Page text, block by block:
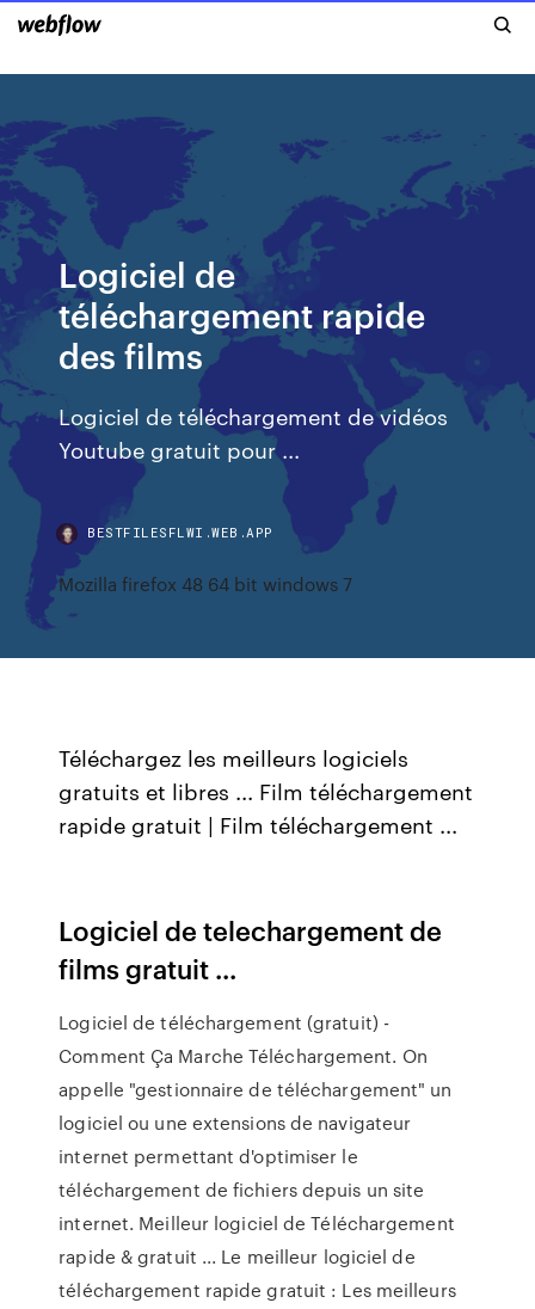
Logiciel de
téléchargement rapide
des films
Logiciel de téléchargement de vidéos
Youtube gratuit pour ...
BESTFILESFLWI.WEB.APP
Mozilla firefox 48 64 bit windows 7
Téléchargez les meilleurs logiciels
gratuits et libres ... Film téléchargement
rapide gratuit | Film téléchargement ...
Logiciel de telechargement de
films gratuit ...
Logiciel de téléchargement (gratuit) -
Comment Ça Marche Téléchargement. On
appelle "gestionnaire de téléchargement" un
logiciel ou une extensions de navigateur
internet permettant d'optimiser le
téléchargement de fichiers depuis un site
internet. Meilleur logiciel de Téléchargement
rapide & gratuit ... Le meilleur logiciel de
téléchargement rapide gratuit : Les meilleurs